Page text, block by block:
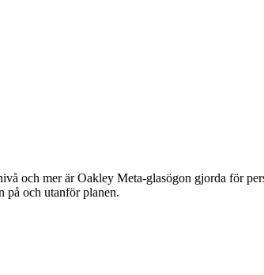
och mer är Oakley Meta-glasögon gjorda för
på och utanför planen.